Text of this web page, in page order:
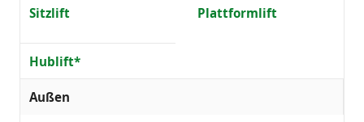
Sitzlift Plattformlift
Hublift*
Außen